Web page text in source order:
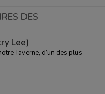
DES
Lee)
Taverne, d’un des plus